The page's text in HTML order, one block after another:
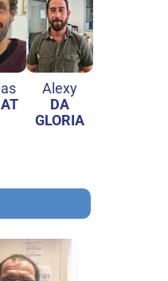
Alexy
DA
GLORIA